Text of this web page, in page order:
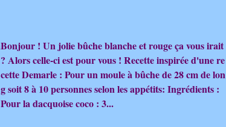
Bonjour ! Un jolie bûche blanche et rouge ça vous irait
? Alors celle-ci est pour vous ! Recette inspirée d'une re
cette Demarle : Pour un moule à bûche de 28 cm de lon
g soit 8 à 10 personnes selon les appétits: Ingrédients :
Pour la dacquoise coco : 3...